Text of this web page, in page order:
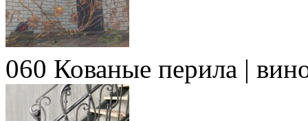
060 Кованые перила |